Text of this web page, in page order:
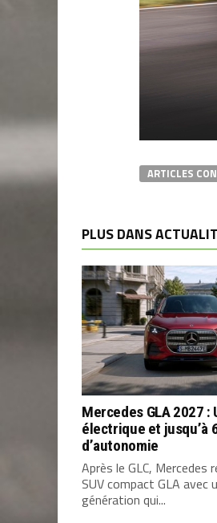
ARTICLES
PLUS DANS
Mercedes GLA 2027 :
électrique et jusqu’à
d’autonomie
Après le GLC, Mercedes
SUV compact GLA avec
génération qui...